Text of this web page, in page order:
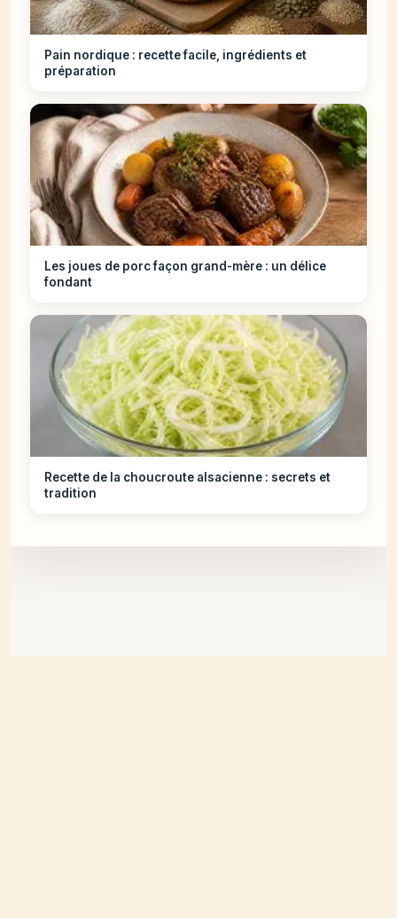
Pain nordique : recette facile, ingrédients et
préparation
Les joues de porc façon grand-mère : un délice
fondant
Recette de la choucroute alsacienne : secrets et
tradition